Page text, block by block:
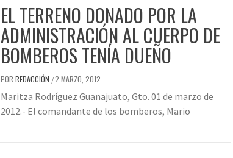
EL TERRENO DONADO POR LA
ADMINISTRACIÓN AL CUERPO DE
BOMBEROS TENÍA DUEÑO
POR REDACCIÓN /2 MARZO, 2012
Maritza Rodríguez Guanajuato, Gto. 01 de marzo de
2012.- El comandante de los bomberos, Mario